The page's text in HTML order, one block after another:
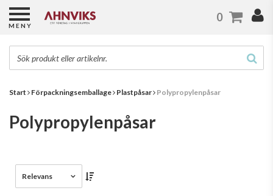
Start Förpackningsemballage Plastpåsar Polypropylenpåsar
Polypropylenpåsar
Relevans
MENY
0